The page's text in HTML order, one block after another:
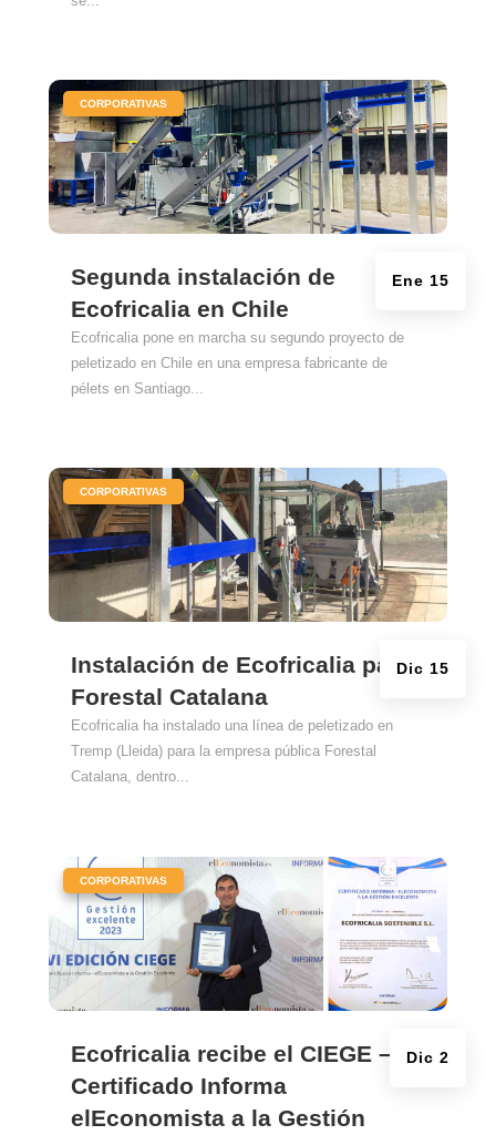
Segunda instalación de
Ecofricalia en Chile
Ene 15
CORPORATIVAS
Ecofricalia pone en marcha su segundo proyecto de
peletizado en Chile en una empresa fabricante de
pélets en Santiago...
Instalación de Ecofricalia para
Forestal Catalana
Dic 15
CORPORATIVAS
Ecofricalia ha instalado una línea de peletizado en
Tremp (Lleida) para la empresa pública Forestal
Catalana, dentro...
Ecofricalia recibe el CIEGE –
Certificado Informa
elEconomista a la Gestión
Dic 2
CORPORATIVAS